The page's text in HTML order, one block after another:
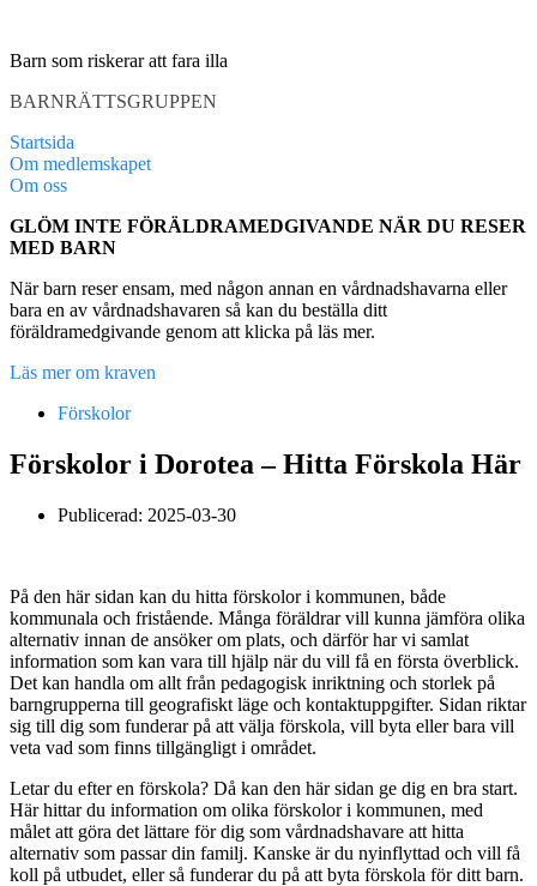
innehåll
Barn som riskerar att fara illa
BARNRÄTTSGRUPPEN
Startsida
Om medlemskapet
Om oss
GLÖM INTE FÖRÄLDRAMEDGIVANDE NÄR DU RESER
MED BARN
När barn reser ensam, med någon annan en vårdnadshavarna eller
bara en av vårdnadshavaren så kan du beställa ditt
föräldramedgivande genom att klicka på läs mer.
Läs mer om kraven
Förskolor
Förskolor i Dorotea – Hitta Förskola Här
Publicerad: 2025-03-30
På den här sidan kan du hitta förskolor i kommunen, både
kommunala och fristående. Många föräldrar vill kunna jämföra olika
alternativ innan de ansöker om plats, och därför har vi samlat
information som kan vara till hjälp när du vill få en första överblick.
Det kan handla om allt från pedagogisk inriktning och storlek på
barngrupperna till geografiskt läge och kontaktuppgifter. Sidan riktar
sig till dig som funderar på att välja förskola, vill byta eller bara vill
veta vad som finns tillgängligt i området.
Letar du efter en förskola? Då kan den här sidan ge dig en bra start.
Här hittar du information om olika förskolor i kommunen, med
målet att göra det lättare för dig som vårdnadshavare att hitta
alternativ som passar din familj. Kanske är du nyinflyttad och vill få
koll på utbudet, eller så funderar du på att byta förskola för ditt barn.